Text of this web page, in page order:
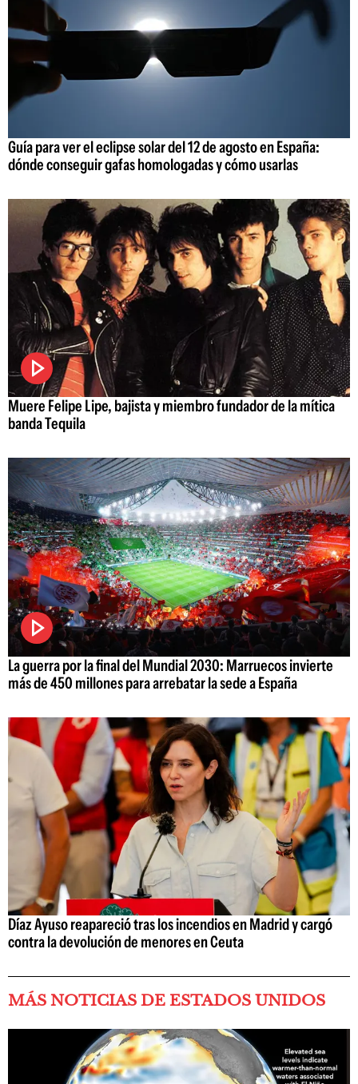
Guía para ver el eclipse solar del 12 de agosto en España:
dónde conseguir gafas homologadas y cómo usarlas
Muere Felipe Lipe, bajista y miembro fundador de la mítica
banda Tequila
La guerra por la final del Mundial 2030: Marruecos invierte
más de 450 millones para arrebatar la sede a España
Díaz Ayuso reapareció tras los incendios en Madrid y cargó
contra la devolución de menores en Ceuta
MÁS NOTICIAS DE ESTADOS UNIDOS